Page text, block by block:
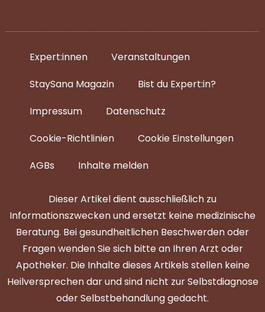
Expert:innen
Veranstaltungen
StaySana Magazin​
Bist du Expert:in?
Impressum
Datenschutz
Cookie-Richtlinien
Cookie Einstellungen
AGBs
Inhalte melden
Dieser Artikel dient ausschließlich zu
Informationszwecken und ersetzt keine medizinische
Beratung. Bei gesundheitlichen Beschwerden oder
Fragen wenden Sie sich bitte an Ihren Arzt oder
Apotheker. Die Inhalte dieses Artikels stellen keine
Heilversprechen dar und sind nicht zur Selbstdiagnose
oder Selbstbehandlung gedacht.